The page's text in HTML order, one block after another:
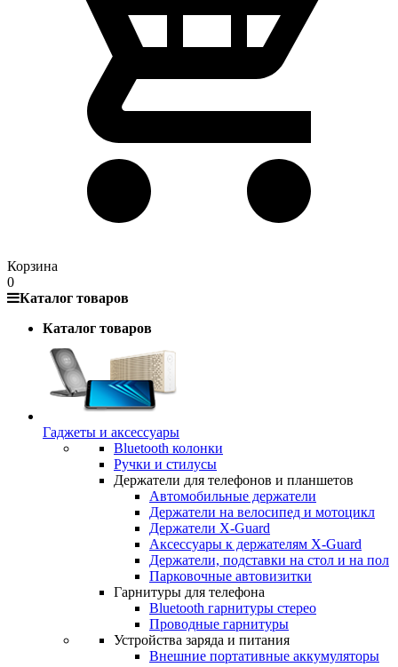
Корзина
0
Каталог товаров
Каталог товаров
Гаджеты и аксессуары
Bluetooth колонки
Ручки и стилусы
Держатели для телефонов и планшетов
Автомобильные держатели
Держатели на велосипед и мотоцикл
Держатели X-Guard
Аксессуары к держателям X-Guard
Держатели, подставки на стол и на пол
Парковочные автовизитки
Гарнитуры для телефона
Bluetooth гарнитуры стерео
Проводные гарнитуры
Устройства заряда и питания
Внешние портативные аккумуляторы